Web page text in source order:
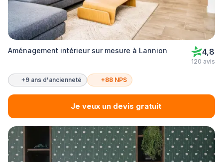
Aménagement intérieur sur mesure à Lannion 4,8
120 avis
+9 ans d'ancienneté +88 NPS
Je veux un devis gratuit